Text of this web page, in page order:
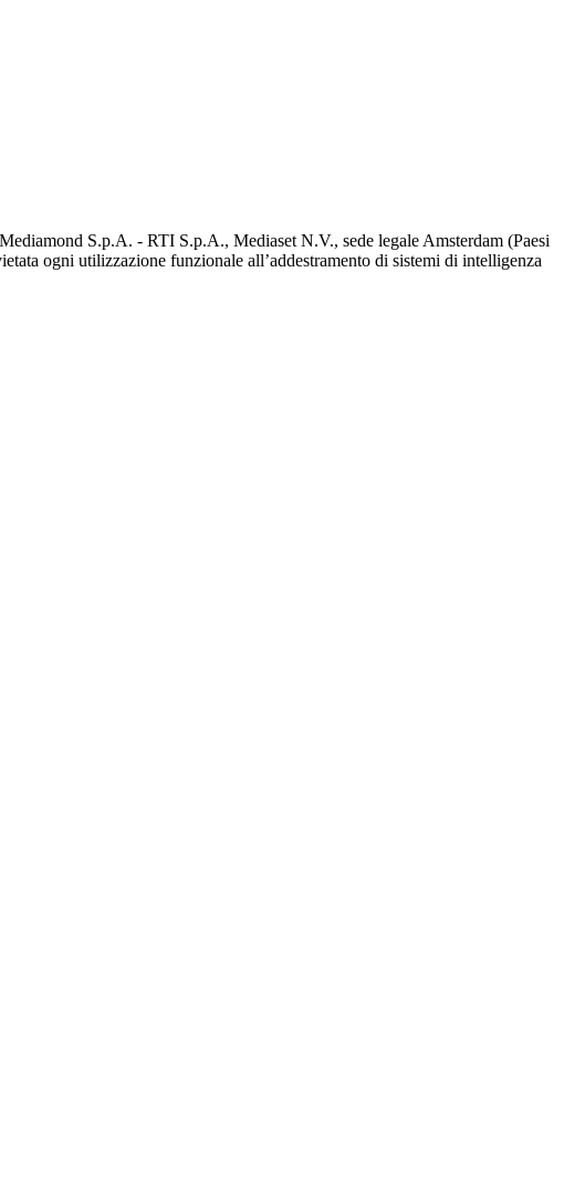
S.p.A. - RTI S.p.A., Mediaset N.V., sede legale Amsterdam (Paesi
ogni utilizzazione funzionale all’addestramento di sistemi di intelligenza